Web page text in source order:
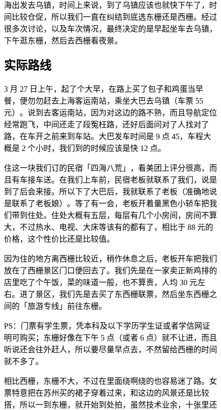
海出发去乌镇，时间上来说，到了乌镇应该也就快下午了，时
间比较仓促，所以我们一直在纠结到底选东栅还是西栅。经过
很多次讨论，以及车次情况，最终决定的是早起坐车去乌镇，
下午逛东栅，然后去西栅看夜景。
实际路线
3 月 27 日上午，起了个大早，在路上买了包子和鸡蛋当早
餐，便勿勿赶去上海客运南站，乘坐大巴去乌镇（车票 55
元）。说到去客运南站，因为对这边的路不熟，而且导航定位
经常跑飞，中间还走了段冤枉路，还好后面问对了人找对了
路，在车开之前来到车站。大巴发车时间是 9 点 45，车程大
概是 2 个小时，我们到的时候应该是快 12 点。
住这一块我们订的民宿「四海八荒」，看美团上评分很高，而
且有车接车送。在我们上车前，民宿老板就联系了我们，说是
到了后会来接。所以下了大巴后，我就联系了老板（准确地说
是联系了老板娘）。等了有一会，老板开着量黑色小轿车把我
们带到住处。住处大概有五层，每层有几个小房间，房间不算
大，不过热水、电视、大床等该有的都有了，相比于 88 元的
价格，这个性价比还是比较值。
因为住的地方离西栅比较近，稍作休息之后，老板开车把我们
放在了西栅景区门口便回去了。我们先是在一家卖正新鸡排的
店里吃了个午饭，菜的味道一般，也不算贵，人均 30 元左
右。进了景区，我们先是去买了东西栅联票，然后坐东西栅之
间的「旅游专线」前往东栅。
PS：门票有学生票，凭本科及以下学历学生证或者学信网证
明可购买；东栅好像在下午 5 点（或者 6 点）就不让进，而且
听说还会往外赶人，所以要尽量早点去，不然留给西栅的时间
就不多了。
相比西栅，东栅不大，不过在里面绕啊绕的也容易迷了路。女
票特意把在苏州买的裙子穿着过来，和这边的风景还是比较
搭，所以一到东栅，就开始到处拍，虽然技术业余，十张里还